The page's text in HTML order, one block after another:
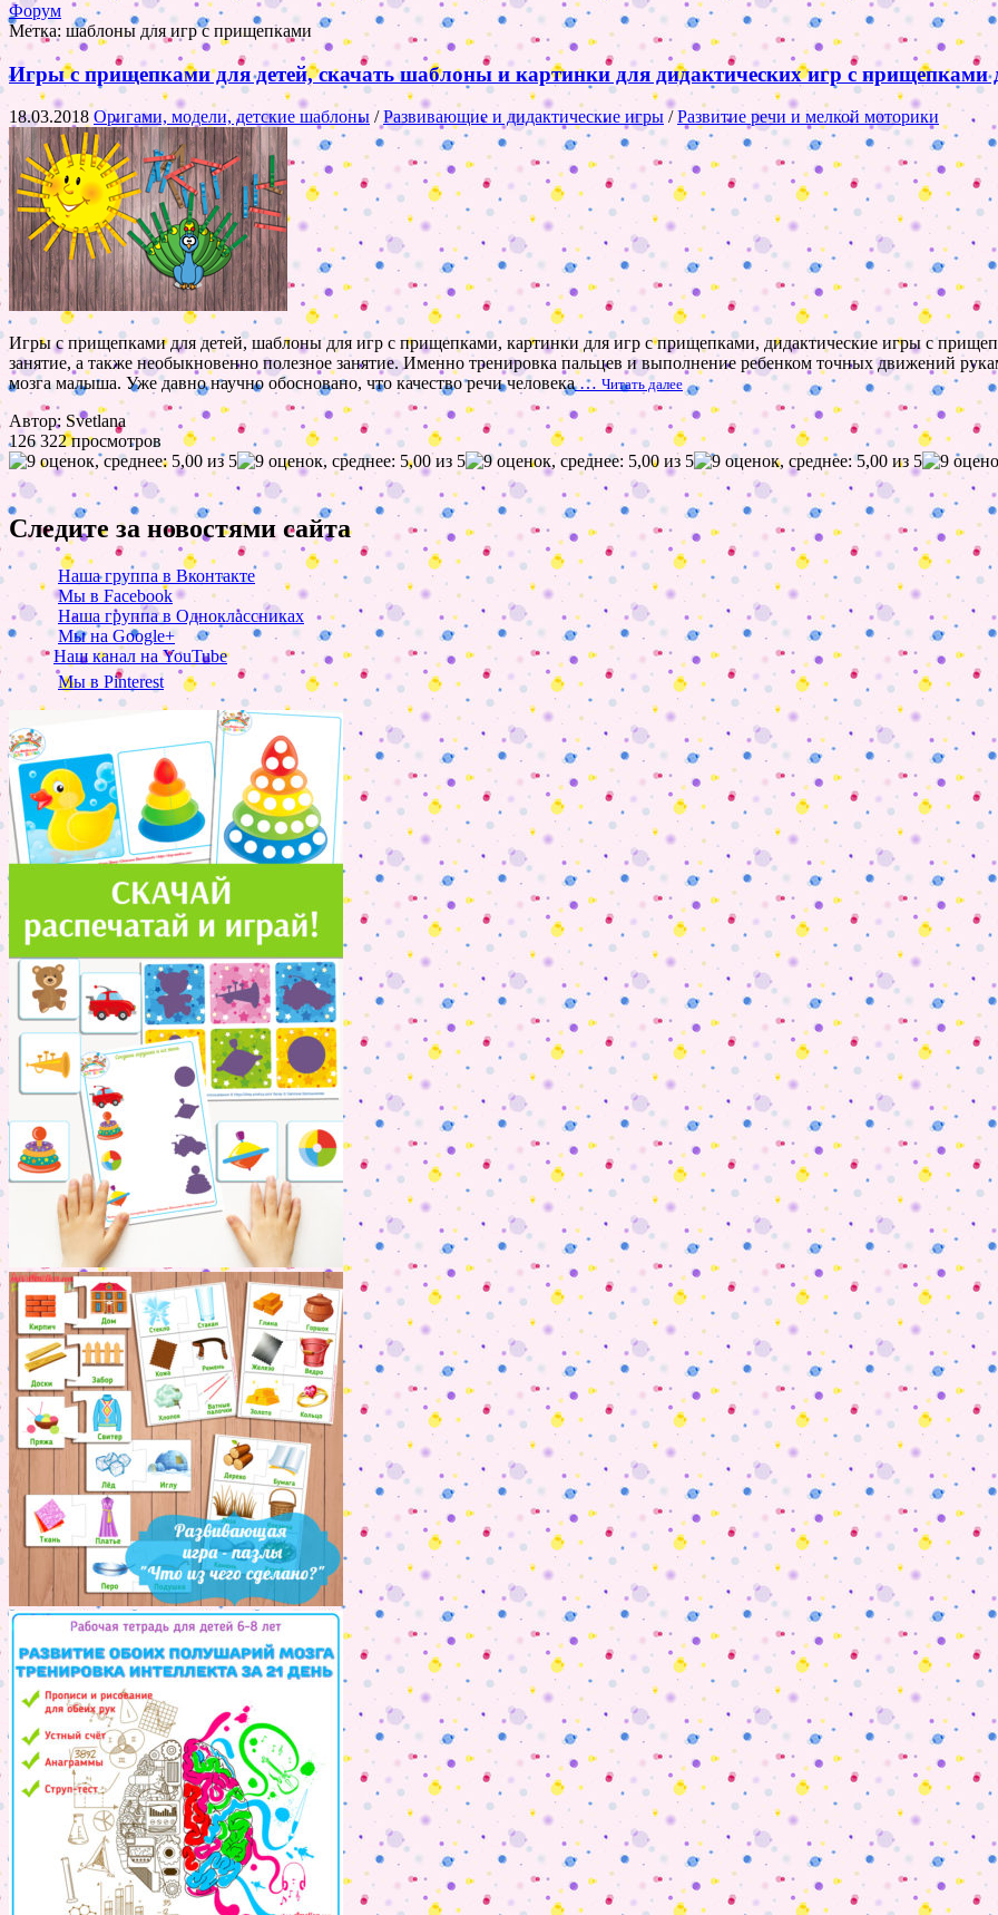
Форум
Метка: шаблоны для игр с прищепками
Игры с прищепками для детей, скачать шаблоны и картинки для дидактических игр с
18.03.2018 Оригами, модели, детские шаблоны /Развивающие и дидактические игры /Развитие речи и мелкой моторики
Игры с прищепками для детей, шаблоны для игр с прищепками, картинки для игр с прищепками, дидактические игры с
занятие, а также необыкновенно полезное занятие. Именно тренировка пальцев и выполнение ребенком точных движений
мозга малыша. Уже давно научно обосновано, что качество речи человека… Читать далее
Автор: Svetlana
126 322 просмотров
Следите за новостями сайта
Наша группа в Вконтакте
Мы в Facebook
Наша группа в Одноклассниках
Мы на Google+
Наш канал на YouTube
Мы в Pinterest